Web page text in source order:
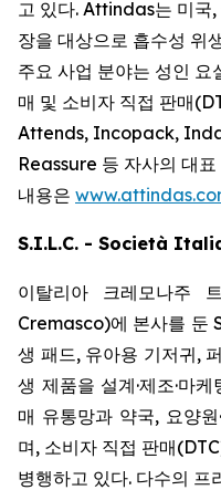
고 있다. Attindas는 미국,
장을 대상으로 흡수성 위
주요 사업 분야는 성인 요
매 및 소비자 직접 판매
Attends, Incopack,
Reassure 등 자사의 대
내용은
S.I.L.C. - Società
이탈리아 크레모나주
Cremasco)에 본사를 둔
생 패드, 유아용 기저귀,
생 제품을 설계·제조·마
매 유통망과 약국, 요양
며, 소비자 직접 판매
병행하고 있다. 다수의